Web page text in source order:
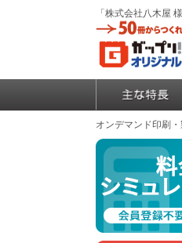
「株式会社八木屋
オンデマンド印刷